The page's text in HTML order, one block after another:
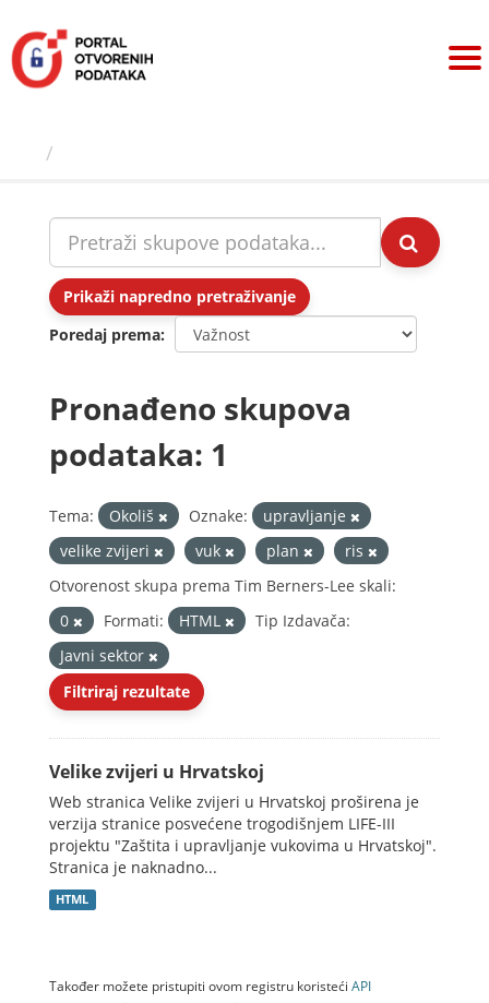
sadržaj
Prikaži napredno pretraživanje
Poredaj prema
Pronađeno skupova
podataka: 1
Tema: Okoliš Oznake:
upravljanje
velike zvijeri
vuk plan
ris
Otvorenost skupa prema Tim Berners-Lee skali:
0
Formati: HTML
Tip Izdavača:
Javni sektor
Filtriraj rezultate
Velike zvijeri u Hrvatskoj
Web stranica Velike zvijeri u Hrvatskoj proširena je
verzija stranice posvećene trogodišnjem LIFE-III
projektu "Zaštita i upravljanje vukovima u Hrvatskoj".
Stranica je naknadno...
HTML
Također možete pristupiti ovom registru koristeći API